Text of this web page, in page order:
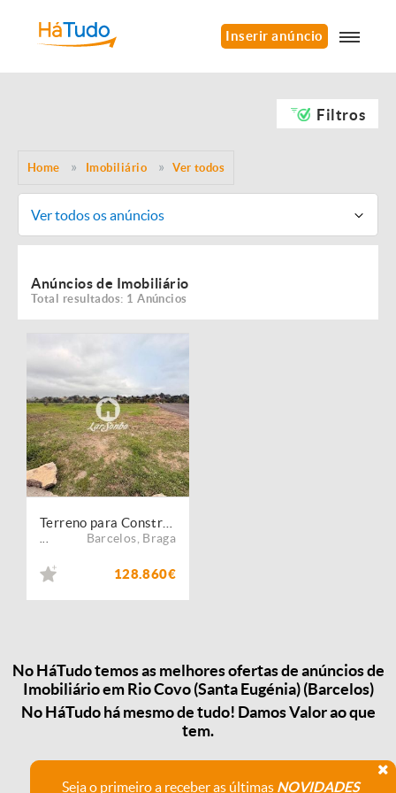
Inserir anúncio
Filtros
Home Imobiliário Ver todos
Ver todos os anúncios
Anúncios de Imobiliário
Total resultados: 1 Anúncios
Barcelos Braga
128.860€
No HáTudo temos as melhores ofertas de anúncios de
Imobiliário em Rio Covo (Santa Eugénia) (Barcelos)
No HáTudo há mesmo de tudo! Damos Valor ao que
tem.
Seja o primeiro a receber as últimas NOVIDADES